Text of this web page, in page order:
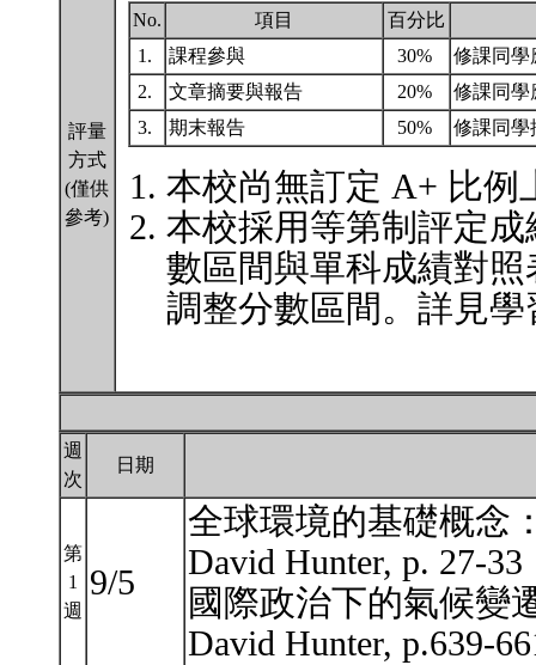
評量
方式
(僅供
參考)
No. 項目
百分比
1.
課程參與 30%
修課同
2.
文章摘要與報告 20%
修課同學
3.
期末報告 50% 修課同學
本校尚無訂定 A+ 比例
本校採用等第制評定
數區間與單科成績對
調整分數區間。詳見
週
次
日期
第
1
週
9/5
全球環境的基礎概念
David Hunter, p. 27-33
國際政治下的氣候變
David Hunter, p.639-